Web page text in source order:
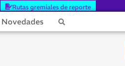
Rutas gremiales de reporte
Novedades